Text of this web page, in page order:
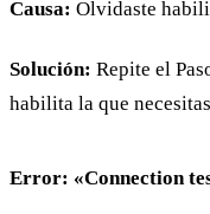
Causa: Olvidaste
Solución: Repite el
habilita la que
Error: «Connection